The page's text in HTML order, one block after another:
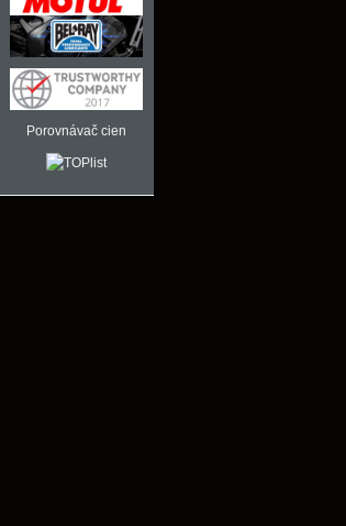
Porovnávač cien